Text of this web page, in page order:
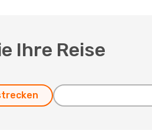
Ihre Reise